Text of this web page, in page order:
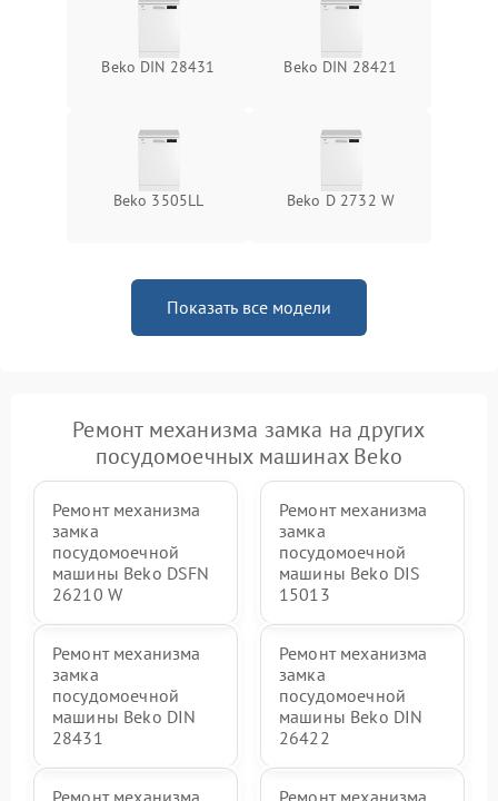
Beko DIN 28431 Beko DIN 28421
Beko 3505LL Beko D 2732 W
Показать все модели
Ремонт механизма замка на других
посудомоечных машинах Beko
Ремонт механизма
замка
посудомоечной
машины Beko DSFN
26210 W
Ремонт механизма
замка
посудомоечной
машины Beko DIS
15013
Ремонт механизма
замка
посудомоечной
машины Beko DIN
28431
Ремонт механизма
замка
посудомоечной
машины Beko DIN
26422